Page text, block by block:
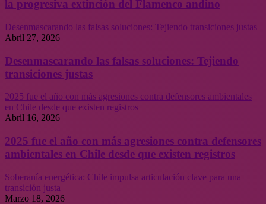
la progresiva extinción del Flamenco andino
Desenmascarando las falsas soluciones: Tejiendo transiciones justas
Abril 27, 2026
Desenmascarando las falsas soluciones: Tejiendo
transiciones justas
2025 fue el año con más agresiones contra defensores ambientales
en Chile desde que existen registros
Abril 16, 2026
2025 fue el año con más agresiones contra defensores
ambientales en Chile desde que existen registros
Soberanía energética: Chile impulsa articulación clave para una
transición justa
Marzo 18, 2026